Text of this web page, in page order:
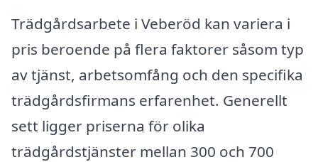
Trädgårdsarbete i Veberöd kan variera i
pris beroende på flera faktorer såsom typ
av tjänst, arbetsomfång och den specifika
trädgårdsfirmans erfarenhet. Generellt
sett ligger priserna för olika
trädgårdstjänster mellan 300 och 700